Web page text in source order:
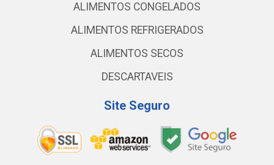
ALIMENTOS CONGELADOS
ALIMENTOS REFRIGERADOS
ALIMENTOS SECOS
DESCARTAVEIS
Site Seguro